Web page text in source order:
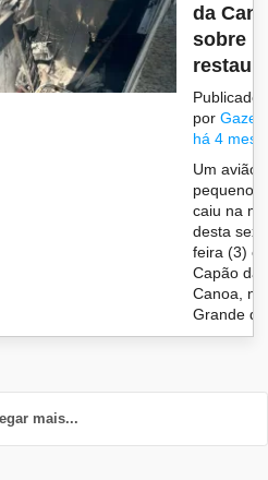
da
sobre
Publicado
por
há 4
Um avião
pequeno
caiu na
desta
feira (3)
Capão da
Canoa, no
Grande
mais...